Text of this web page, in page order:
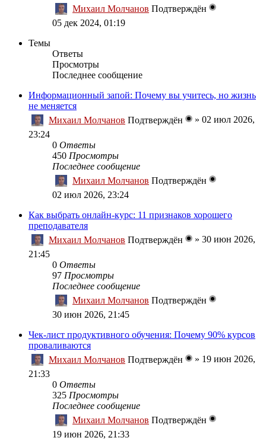
Михаил Молчанов Подтверждён
05 дек 2024, 01:19
Темы
Ответы
Просмотры
Последнее сообщение
Информационный запой: Почему вы учитесь, но жизнь
не меняется
Михаил Молчанов Подтверждён » 02 июл 2026,
23:24
0 Ответы
450 Просмотры
Последнее сообщение
Михаил Молчанов Подтверждён
02 июл 2026, 23:24
Как выбрать онлайн-курс: 11 признаков хорошего
преподавателя
Михаил Молчанов Подтверждён » 30 июн 2026,
21:45
0 Ответы
97 Просмотры
Последнее сообщение
Михаил Молчанов Подтверждён
30 июн 2026, 21:45
Чек-лист продуктивного обучения: Почему 90% курсов
проваливаются
Михаил Молчанов Подтверждён » 19 июн 2026,
21:33
0 Ответы
325 Просмотры
Последнее сообщение
Михаил Молчанов Подтверждён
19 июн 2026, 21:33